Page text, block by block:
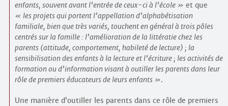
enfants, souvent avant l’entrée de ceux-ci à l’école
et que
les projets qui portent l’appellation d’alphabétisation
familiale, bien que très variés, touchent en général à trois pôles
centrés sur la famille : l’amélioration de la littératie chez les
parents (attitude, comportement, habileté de lecture) ; la
sensibilisation des enfants à la lecture et l’écriture ; les activités de
formation ou d’information visant à outiller les parents dans leur
rôle de premiers éducateurs de leurs enfants
.
Une manière d’outiller les parents dans ce rôle de premiers